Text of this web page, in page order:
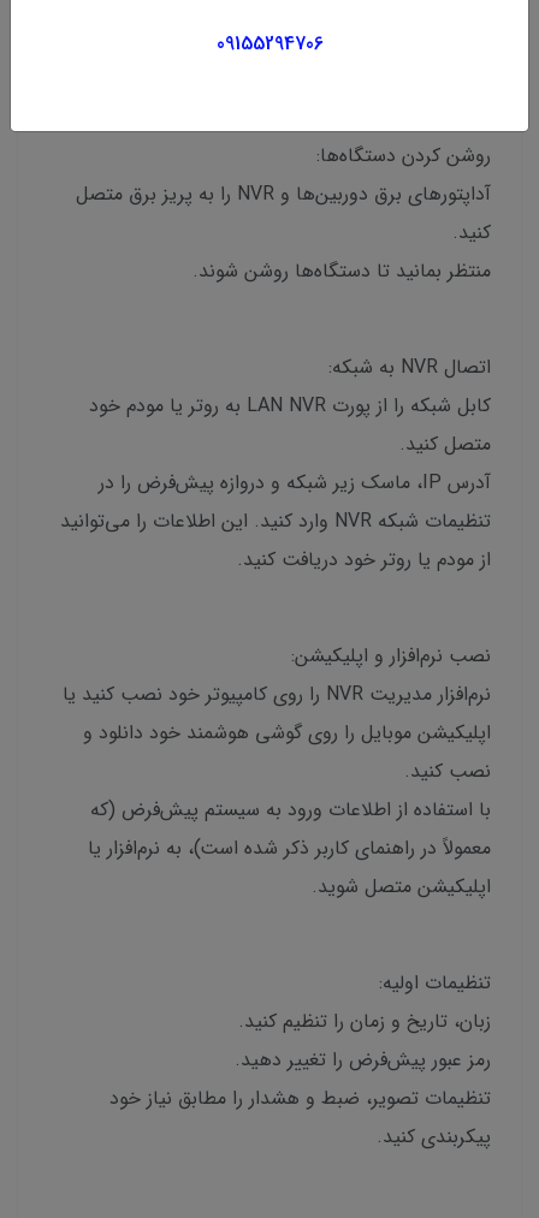
09155294706
روشن کردن دستگاه‌ها:
آداپتورهای برق دوربین‌ها و NVR را به پریز برق متصل
کنید.
منتظر بمانید تا دستگاه‌ها روشن شوند.
اتصال NVR به شبکه:
کابل شبکه را از پورت LAN NVR به روتر یا مودم خود
متصل کنید.
آدرس IP، ماسک زیر شبکه و دروازه پیش‌فرض را در
تنظیمات شبکه NVR وارد کنید. این اطلاعات را می‌توانید
از مودم یا روتر خود دریافت کنید.
نصب نرم‌افزار و اپلیکیشن:
نرم‌افزار مدیریت NVR را روی کامپیوتر خود نصب کنید یا
اپلیکیشن موبایل را روی گوشی هوشمند خود دانلود و
نصب کنید.
با استفاده از اطلاعات ورود به سیستم پیش‌فرض (که
معمولاً در راهنمای کاربر ذکر شده است)، به نرم‌افزار یا
اپلیکیشن متصل شوید.
تنظیمات اولیه:
زبان، تاریخ و زمان را تنظیم کنید.
رمز عبور پیش‌فرض را تغییر دهید.
تنظیمات تصویر، ضبط و هشدار را مطابق نیاز خود
پیکربندی کنید.